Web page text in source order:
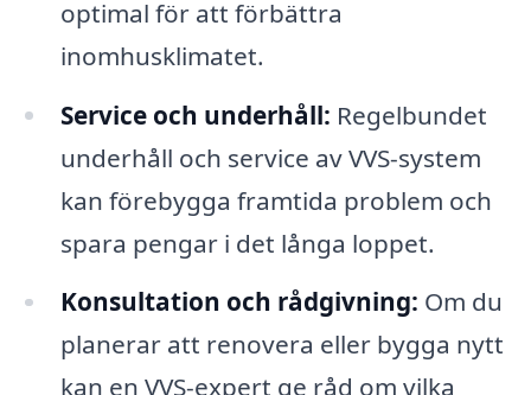
optimal för att förbättra
inomhusklimatet.
Service och underhåll: Regelbundet
underhåll och service av VVS-system
kan förebygga framtida problem och
spara pengar i det långa loppet.
Konsultation och rådgivning: Om du
planerar att renovera eller bygga nytt
kan en VVS-expert ge råd om vilka